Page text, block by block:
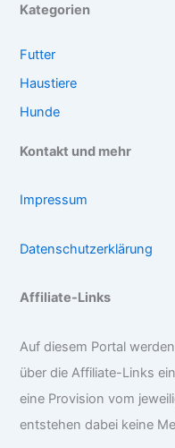
Kategorien
Futter
Haustiere
Hunde
Kontakt und mehr
Impressum
Datenschutzerklärung
Affiliate-Links
Auf diesem Portal
über die Affiliate-Links
eine Provision vom
entstehen dabei keine